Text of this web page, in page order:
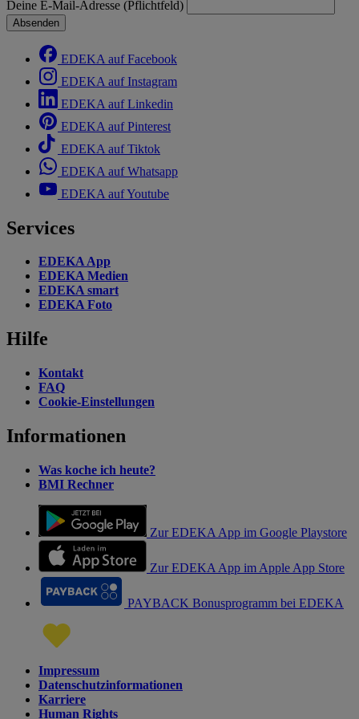
Deine E-Mail-Adresse (Pflichtfeld)
Absenden
EDEKA auf Facebook
EDEKA auf Instagram
EDEKA auf Linkedin
EDEKA auf Pinterest
EDEKA auf Tiktok
EDEKA auf Whatsapp
EDEKA auf Youtube
Services
EDEKA App
EDEKA Medien
EDEKA smart
EDEKA Foto
Hilfe
Kontakt
FAQ
Cookie-Einstellungen
Informationen
Was koche ich heute?
BMI Rechner
Zur EDEKA App im Google Playstore
Zur EDEKA App im Apple App Store
PAYBACK Bonusprogramm bei EDEKA
Impressum
Datenschutzinformationen
Karriere
Human Rights